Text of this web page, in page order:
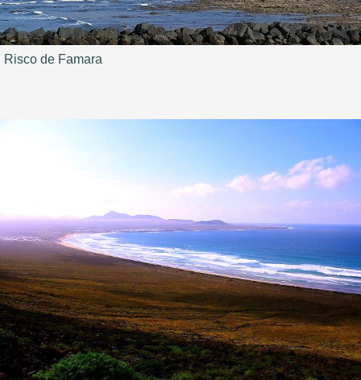
Risco de Famara